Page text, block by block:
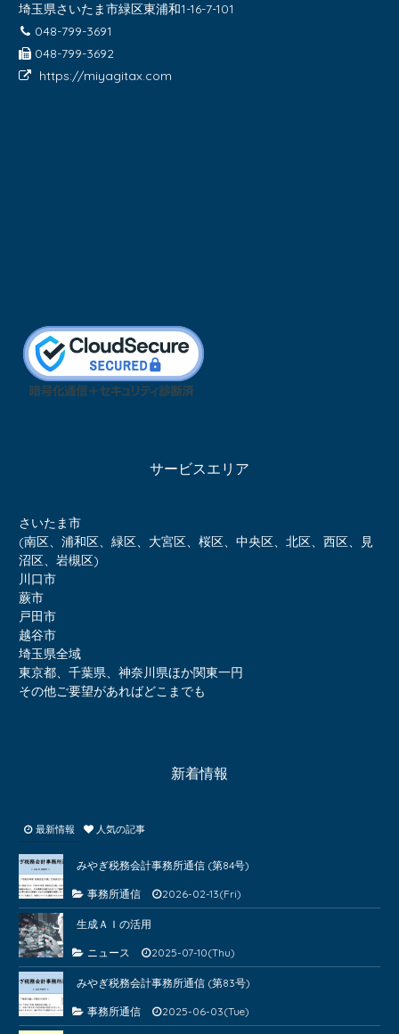
埼玉県さいたま市緑区東浦和1-16-7-101
048-799-3691
048-799-3692
https://miyagitax.com
サービスエリア
さいたま市
(南区、浦和区、緑区、大宮区、桜区、中央区、北区、西区、見
沼区、岩槻区)
川口市
蕨市
戸田市
越谷市
埼玉県全域
東京都、千葉県、神奈川県ほか関東一円
その他ご要望があればどこまでも
新着情報
最新情報 人気の記事
みやぎ税務会計事務所通信 (第84号)
事務所通信 2026-02-13(Fri)
生成ＡＩの活用
ニュース 2025-07-10(Thu)
みやぎ税務会計事務所通信 (第83号)
事務所通信 2025-06-03(Tue)